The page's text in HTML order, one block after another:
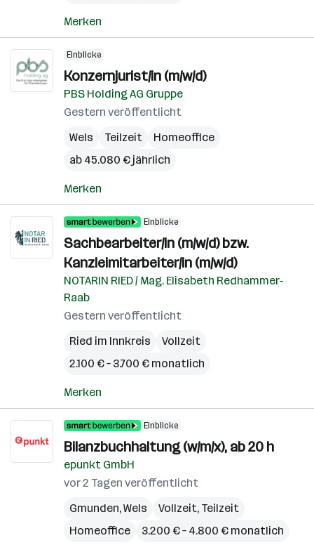
Merken
Einblicke
Konzernjurist/in (m/w/d)
PBS Holding AG Gruppe
Gestern veröffentlicht
Wels
Teilzeit
Homeoffice
ab 45.080 € jährlich
Merken
Einblicke
Sachbearbeiter/in (m/w/d) bzw.
Kanzleimitarbeiter/in (m/w/d)
NOTARIN RIED / Mag. Elisabeth Redhammer-
Raab
Gestern veröffentlicht
Ried im Innkreis
Vollzeit
2.100 € – 3.700 € monatlich
Merken
Einblicke
Bilanzbuchhaltung (w/m/x), ab 20 h
epunkt GmbH
vor 2 Tagen veröffentlicht
Gmunden,Wels
Vollzeit, Teilzeit
Homeoffice
3.200 € – 4.800 € monatlich